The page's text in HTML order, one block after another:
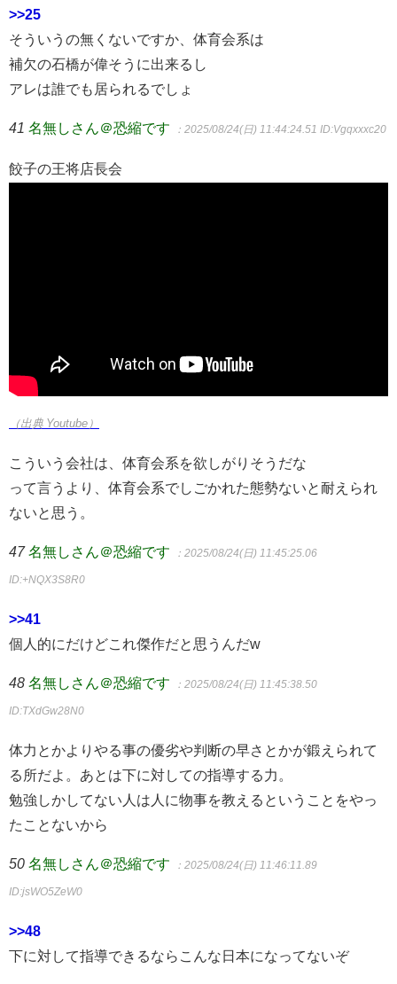
>>25
そういうの無くないですか、体育会系は
補欠の石橋が偉そうに出来るし
アレは誰でも居られるでしょ
41 名無しさん＠恐縮です ：2025/08/24(日) 11:44:24.51 ID:Vgqxxxc20
餃子の王将店長会
（出典 Youtube）
こういう会社は、体育会系を欲しがりそうだな
って言うより、体育会系でしごかれた態勢ないと耐えられ
ないと思う。
47 名無しさん＠恐縮です ：2025/08/24(日) 11:45:25.06
ID:+NQX3S8R0
>>41
個人的にだけどこれ傑作だと思うんだw
48 名無しさん＠恐縮です ：2025/08/24(日) 11:45:38.50
ID:TXdGw28N0
体力とかよりやる事の優劣や判断の早さとかが鍛えられて
る所だよ。あとは下に対しての指導する力。
勉強しかしてない人は人に物事を教えるということをやっ
たことないから
50 名無しさん＠恐縮です ：2025/08/24(日) 11:46:11.89
ID:jsWO5ZeW0
>>48
下に対して指導できるならこんな日本になってないぞ